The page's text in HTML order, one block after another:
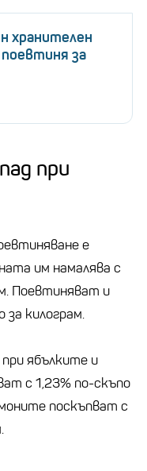
хранителен
за
при
е
им намалява с
Поевтиняват и
за килограм.
ябълките и
с 1,23% по-скъпо
поскъпват с